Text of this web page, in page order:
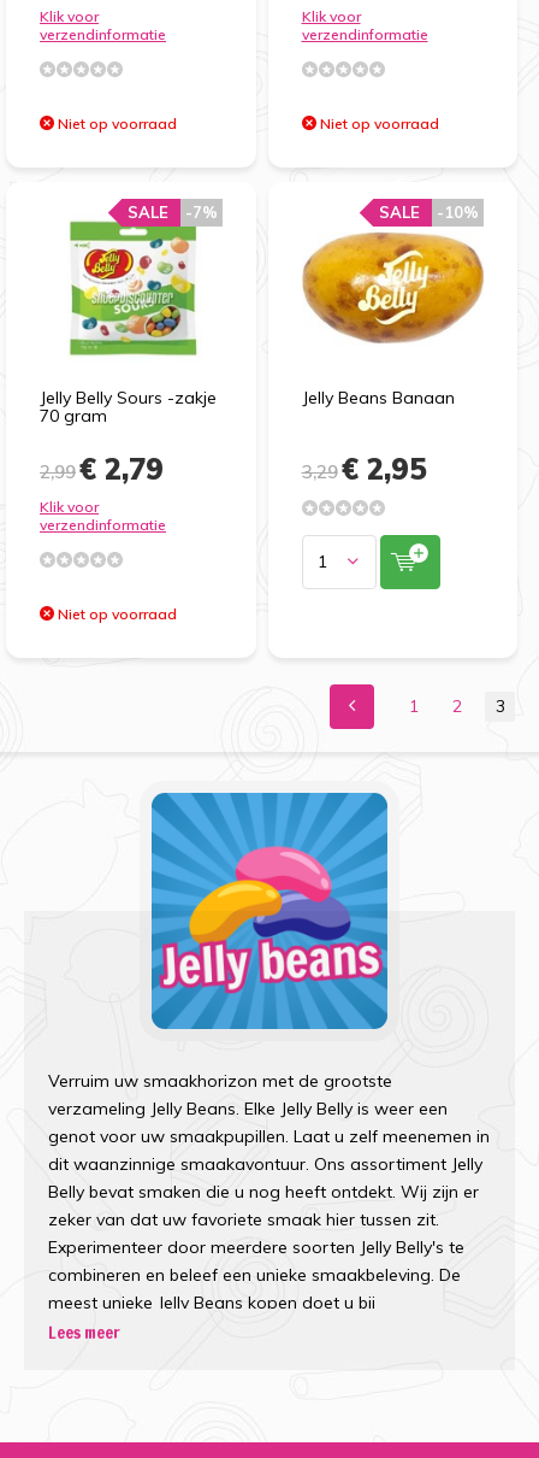
Klik voor
verzendinformatie
Niet op voorraad
Klik voor
verzendinformatie
Niet op voorraad
Jelly Belly Sours -zakje
70 gram
-7%
SALE
2,99€ 2,79
Klik voor
verzendinformatie
Niet op voorraad
Jelly Beans Banaan
-10%
SALE
3,29€ 2,95
1 2 3
Verruim uw smaakhorizon met de grootste
verzameling Jelly Beans. Elke Jelly Belly is weer een
genot voor uw smaakpupillen. Laat u zelf meenemen in
dit waanzinnige smaakavontuur. Ons assortiment Jelly
Belly bevat smaken die u nog heeft ontdekt. Wij zijn er
zeker van dat uw favoriete smaak hier tussen zit.
Experimenteer door meerdere soorten Jelly Belly's te
combineren en beleef een unieke smaakbeleving. De
meest unieke Jelly Beans kopen doet u bij
Snoepdiscounter.
Lees meer